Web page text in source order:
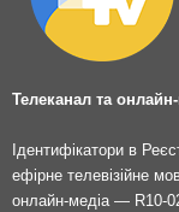
Телеканал та
Ідентифікатори в
ефірне телевізійне
онлайн-медіа — R10-